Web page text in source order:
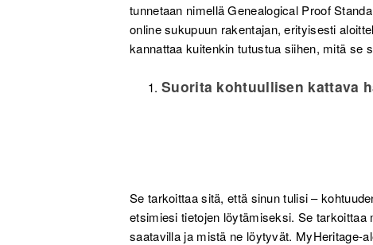
tunnetaan nimellä Genealogical Proof
online sukupuun rakentajan, erityisesti
kannattaa kuitenkin tutustua siihen, mitä se
Suorita kohtuullisen kattava
Se tarkoittaa sitä, että sinun tulisi –
etsimiesi tietojen löytämiseksi. Se
saatavilla ja mistä ne löytyvät. MyHeritage-